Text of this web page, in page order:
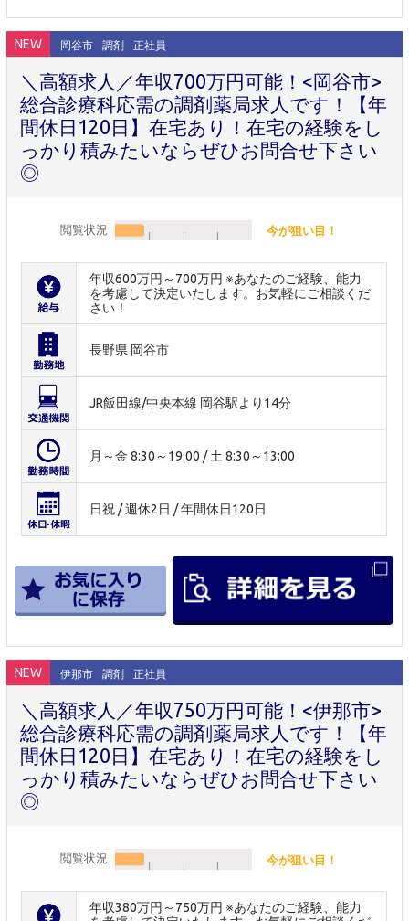
NEW 岡谷市 調剤 正社員
＼高額求人／年収700万円可能！<岡谷市>
総合診療科応需の調剤薬局求人です！【年
間休日120日】在宅あり！在宅の経験をし
っかり積みたいならぜひお問合せ下さい
◎
閲覧状況 今が狙い目！
年収600万円～700万円 ※あなたのご経験、能力
を考慮して決定いたします。お気軽にご相談くだ
さい！
長野県 岡谷市
JR飯田線/中央本線 岡谷駅より14分
月～金 8:30～19:00 / 土 8:30～13:00
日祝 / 週休2日 / 年間休日120日
NEW 伊那市 調剤 正社員
＼高額求人／年収750万円可能！<伊那市>
総合診療科応需の調剤薬局求人です！【年
間休日120日】在宅あり！在宅の経験をし
っかり積みたいならぜひお問合せ下さい
◎
閲覧状況 今が狙い目！
年収380万円～750万円 ※あなたのご経験、能力